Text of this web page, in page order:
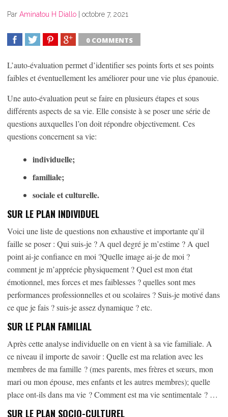
Par Aminatou H Diallo | octobre 7, 2021
0 COMMENTS
L’auto-évaluation permet d’identifier ses points forts et ses points
faibles et éventuellement les améliorer pour une vie plus épanouie.
Une auto-évaluation peut se faire en plusieurs étapes et sous
différents aspects de sa vie. Elle consiste à se poser une série de
questions auxquelles l’on doit répondre objectivement. Ces
questions concernent sa vie:
individuelle;
familiale;
sociale et culturelle.
SUR LE PLAN INDIVIDUEL
Voici une liste de questions non exhaustive et importante qu’il
faille se poser : Qui suis-je ? A quel degré je m’estime ? A quel
point ai-je confiance en moi ?Quelle image ai-je de moi ?
comment je m’apprécie physiquement ? Quel est mon état
émotionnel, mes forces et mes faiblesses ? quelles sont mes
performances professionnelles et ou scolaires ? Suis-je motivé dans
ce que je fais ? suis-je assez dynamique ? etc.
SUR LE PLAN FAMILIAL
Après cette analyse individuelle on en vient à sa vie familiale. A
ce niveau il importe de savoir : Quelle est ma relation avec les
membres de ma famille ? (mes parents, mes frères et sœurs, mon
mari ou mon épouse, mes enfants et les autres membres); quelle
place ont-ils dans ma vie ? Comment est ma vie sentimentale ? …
SUR LE PLAN SOCIO-CULTUREL